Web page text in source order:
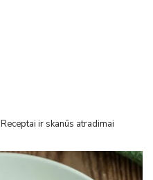
Receptai ir skanūs atradimai